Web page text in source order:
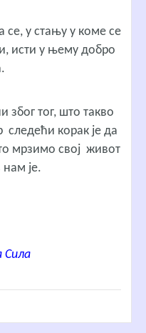
у стању у коме се
исти у њему добро
тог, што такво
следећи корак је да
мрзимо свој живот
нам је.
Сила